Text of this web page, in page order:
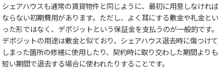
シェアハウスも通常の賃貸物件と同じように、最初に用意しなければ
ならない初期費用があります。ただし、よく耳にする敷金や礼金とい
った形ではなく、デポジットという保証金を支払うのが一般的です。
デポジットの用途は敷金と似ており、シェアハウス退去時に傷つけて
しまった箇所の修繕に使用したり、契約時に取り交わした期間よりも
短い期間で退去する場合に使われたりすることです。